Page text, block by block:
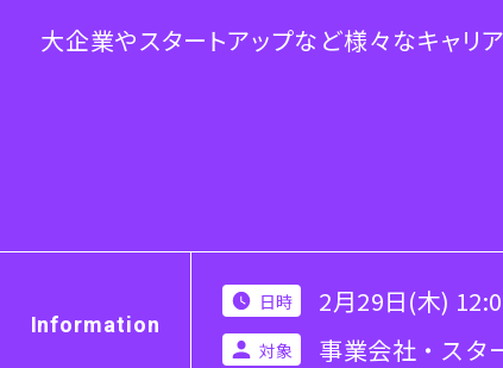
大企業やスタートアップなど様々なキャリ
Information
日時 2月29日(木)
対象 事業会社・スタ